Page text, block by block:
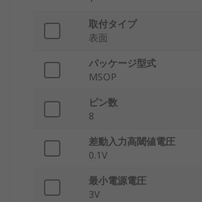
取付タイプ
表面
パッケージ型式
MSOP
ピン数
8
差動入力高閾値電圧
0.1V
最小電源電圧
3V